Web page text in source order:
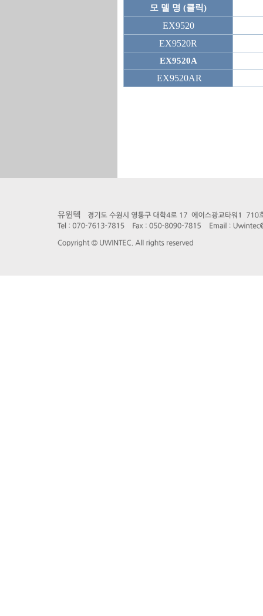
모 델 명 (클릭)
EX9520
EX9520R
EX9520A
EX9520AR